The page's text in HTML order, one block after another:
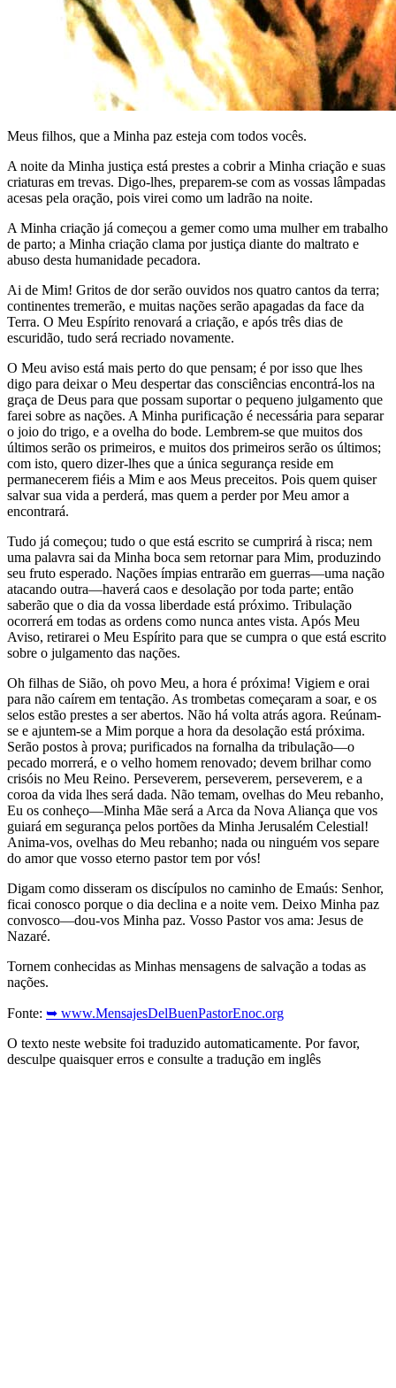
Meus filhos, que a Minha paz esteja com todos vocês.
A noite da Minha justiça está prestes a cobrir a Minha criação e suas
criaturas em trevas. Digo-lhes, preparem-se com as vossas lâmpadas
acesas pela oração, pois virei como um ladrão na noite.
A Minha criação já começou a gemer como uma mulher em trabalho
de parto; a Minha criação clama por justiça diante do maltrato e
abuso desta humanidade pecadora.
Ai de Mim! Gritos de dor serão ouvidos nos quatro cantos da terra;
continentes tremerão, e muitas nações serão apagadas da face da
Terra. O Meu Espírito renovará a criação, e após três dias de
escuridão, tudo será recriado novamente.
O Meu aviso está mais perto do que pensam; é por isso que lhes
digo para deixar o Meu despertar das consciências encontrá-los na
graça de Deus para que possam suportar o pequeno julgamento que
farei sobre as nações. A Minha purificação é necessária para separar
o joio do trigo, e a ovelha do bode. Lembrem-se que muitos dos
últimos serão os primeiros, e muitos dos primeiros serão os últimos;
com isto, quero dizer-lhes que a única segurança reside em
permanecerem fiéis a Mim e aos Meus preceitos. Pois quem quiser
salvar sua vida a perderá, mas quem a perder por Meu amor a
encontrará.
Tudo já começou; tudo o que está escrito se cumprirá à risca; nem
uma palavra sai da Minha boca sem retornar para Mim, produzindo
seu fruto esperado. Nações ímpias entrarão em guerras—uma nação
atacando outra—haverá caos e desolação por toda parte; então
saberão que o dia da vossa liberdade está próximo. Tribulação
ocorrerá em todas as ordens como nunca antes vista. Após Meu
Aviso, retirarei o Meu Espírito para que se cumpra o que está escrito
sobre o julgamento das nações.
Oh filhas de Sião, oh povo Meu, a hora é próxima! Vigiem e orai
para não caírem em tentação. As trombetas começaram a soar, e os
selos estão prestes a ser abertos. Não há volta atrás agora. Reúnam-
se e ajuntem-se a Mim porque a hora da desolação está próxima.
Serão postos à prova; purificados na fornalha da tribulação—o
pecado morrerá, e o velho homem renovado; devem brilhar como
crisóis no Meu Reino. Perseverem, perseverem, perseverem, e a
coroa da vida lhes será dada. Não temam, ovelhas do Meu rebanho,
Eu os conheço—Minha Mãe será a Arca da Nova Aliança que vos
guiará em segurança pelos portões da Minha Jerusalém Celestial!
Anima-vos, ovelhas do Meu rebanho; nada ou ninguém vos separe
do amor que vosso eterno pastor tem por vós!
Digam como disseram os discípulos no caminho de Emaús: Senhor,
ficai conosco porque o dia declina e a noite vem. Deixo Minha paz
convosco—dou-vos Minha paz. Vosso Pastor vos ama: Jesus de
Nazaré.
Tornem conhecidas as Minhas mensagens de salvação a todas as
nações.
Fonte: ➥ www.MensajesDelBuenPastorEnoc.org
O texto neste website foi traduzido automaticamente. Por favor,
desculpe quaisquer erros e consulte a tradução em inglês